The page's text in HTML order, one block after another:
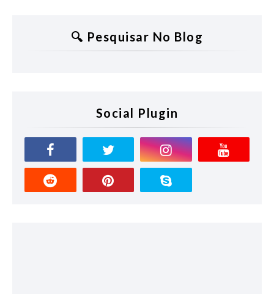
🔍 Pesquisar No Blog
Social Plugin